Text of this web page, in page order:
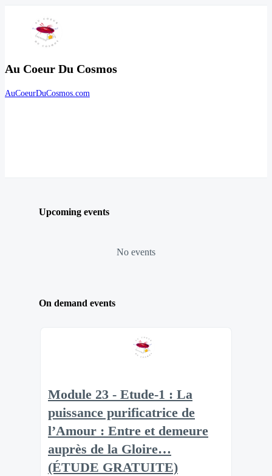
Au Coeur Du Cosmos
AuCoeurDuCosmos.com
Upcoming events
No events
On demand events
Module 23 - Etude-1 : La
puissance purificatrice de
l’Amour : Entre et demeure
auprès de la Gloire…
(ÉTUDE GRATUITE)